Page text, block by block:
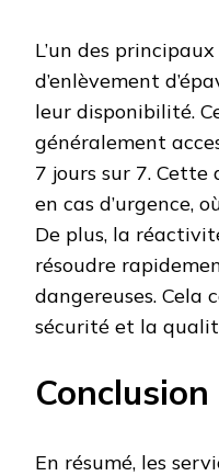
L’un des
d’enlèvement
leur disponibilité.
généralement
7 jours sur 7.
en cas d’urgence,
De plus, la
résoudre
dangereuses. Cela
sécurité et la
Conclusion
En résumé, les